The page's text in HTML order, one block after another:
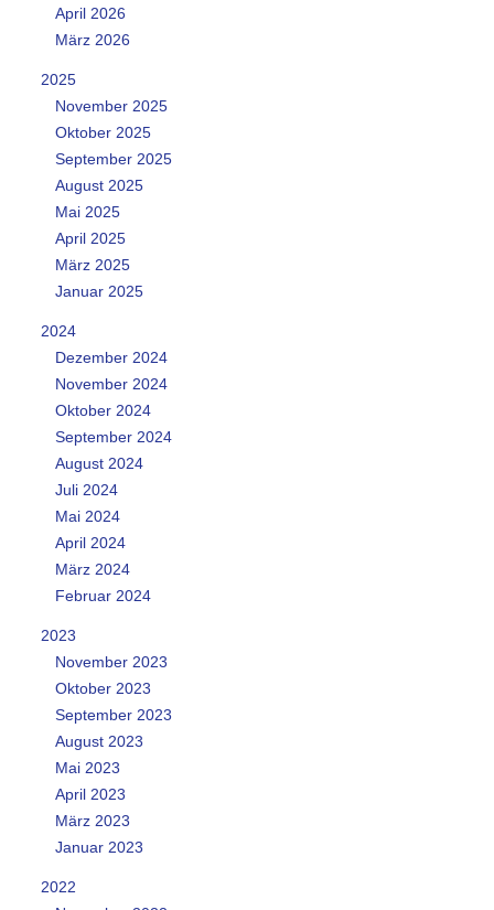
April 2026
März 2026
2025
November 2025
Oktober 2025
September 2025
August 2025
Mai 2025
April 2025
März 2025
Januar 2025
2024
Dezember 2024
November 2024
Oktober 2024
September 2024
August 2024
Juli 2024
Mai 2024
April 2024
März 2024
Februar 2024
2023
November 2023
Oktober 2023
September 2023
August 2023
Mai 2023
April 2023
März 2023
Januar 2023
2022